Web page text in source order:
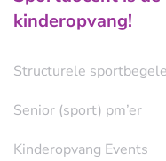
kinderopvang!
Structurele
Senior (sport) pm’er
Kinderopvang Events